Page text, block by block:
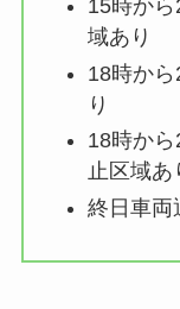
15時か
域あり
18時か
り
18時か
止区域あ
終日車両